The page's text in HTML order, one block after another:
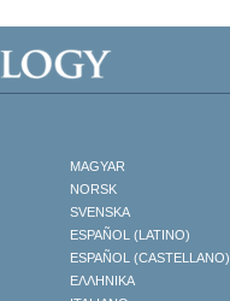
MAGYAR
NORSK
SVENSKA
ESPAÑOL (LATINO)
ESPAÑOL (CASTELLANO)
ΕΛΛΗΝΙΚA